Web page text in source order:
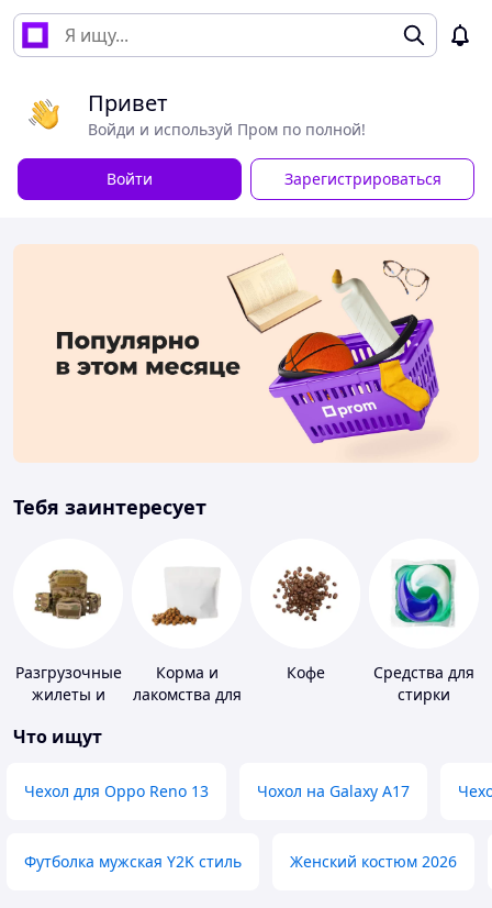
Привет
Войди и используй Пром по полной!
Войти Зарегистрироваться
Тебя заинтересует
Разгрузочные
жилеты и
без плит
Корма и
лакомства для
Кофе
Средства для
стирки
Что ищут
Чехол для Oppo Reno 13 Чохол на Galaxy A17
Футболка мужская Y2K стиль Женский костюм 2026